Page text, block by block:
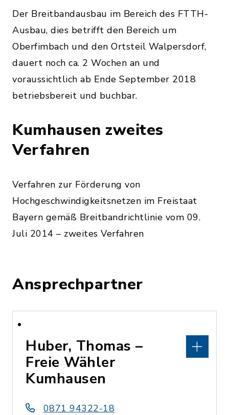
Der Breitbandausbau im Bereich des FTTH-
Ausbau, dies betrifft den Bereich um
Oberfimbach und den Ortsteil Walpersdorf,
dauert noch ca. 2 Wochen an und
voraussichtlich ab Ende September 2018
betriebsbereit und buchbar.
Kumhausen zweites
Verfahren
Verfahren zur Förderung von
Hochgeschwindigkeitsnetzen im Freistaat
Bayern gemäß Breitbandrichtlinie vom 09.
Juli 2014 – zweites Verfahren
Ansprechpartner
Huber, Thomas –
Freie Wähler
Kumhausen
0871 94322-18